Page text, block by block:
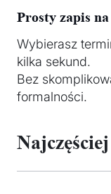
Prosty zapis
Wybierasz
kilka sekund.
Bez
formalności.